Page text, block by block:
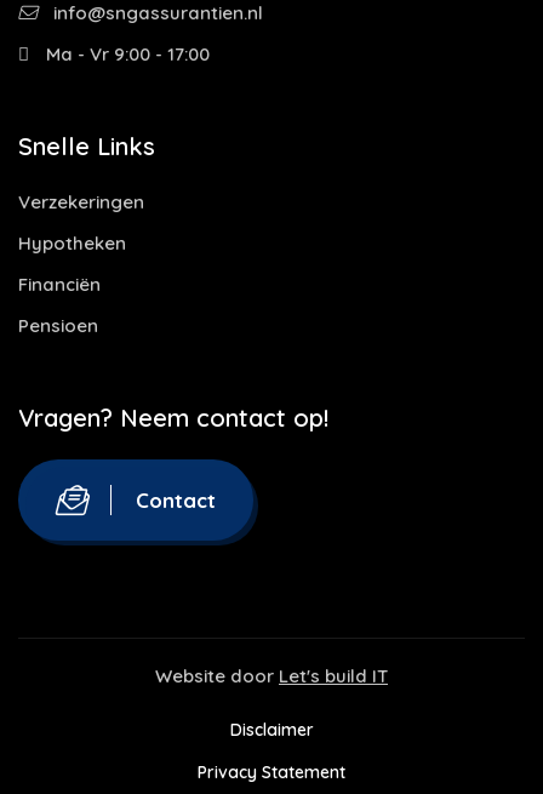
info@sngassurantien.nl
Ma - Vr 9:00 - 17:00
Snelle Links
Verzekeringen
Hypotheken
Financiën
Pensioen
Vragen? Neem contact op!
Contact
Website door Let's build IT
Disclaimer
Privacy Statement